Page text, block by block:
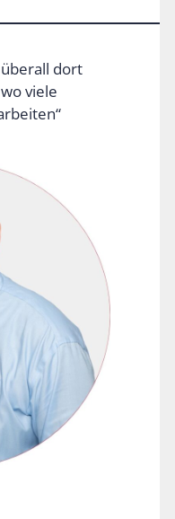
dort
viele